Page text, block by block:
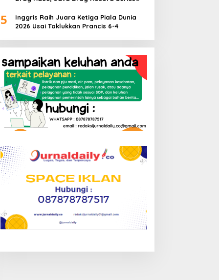
Muda
5
Inggris Raih Juara Ketiga Piala Dunia
2026 Usai Taklukkan Prancis 6-4